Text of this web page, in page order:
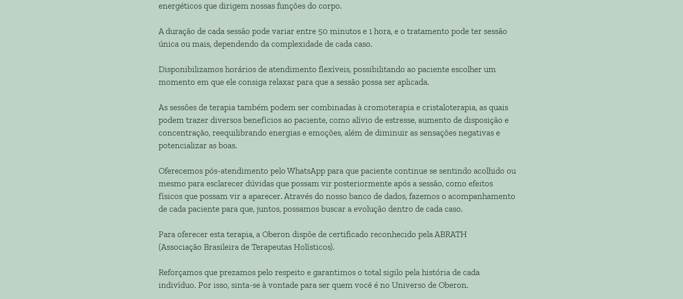
energéticos que dirigem nossas funções do corpo.
A duração de cada sessão pode variar entre 50 minutos e 1 hora, e o tratamento pode ter sessão
única ou mais, dependendo da complexidade de cada caso.
Disponibilizamos horários de atendimento flexíveis, possibilitando ao paciente escolher um
momento em que ele consiga relaxar para que a sessão possa ser aplicada.
As sessões de terapia também podem ser combinadas à cromoterapia e cristaloterapia, as quais
podem trazer diversos benefícios ao paciente, como alívio de estresse, aumento de disposição e
concentração, reequilibrando energias e emoções, além de diminuir as sensações negativas e
potencializar as boas.
Oferecemos pós-atendimento pelo WhatsApp para que paciente continue se sentindo acolhido ou
mesmo para esclarecer dúvidas que possam vir posteriormente após a sessão, como efeitos
físicos que possam vir a aparecer. Através do nosso banco de dados, fazemos o acompanhamento
de cada paciente para que, juntos, possamos buscar a evolução dentro de cada caso.
Para oferecer esta terapia, a Oberon dispõe de certificado reconhecido pela ABRATH
(Associação Brasileira de Terapeutas Holísticos).
Reforçamos que prezamos pelo respeito e garantimos o total sigilo pela história de cada
indivíduo. Por isso, sinta-se à vontade para ser quem você é no Universo de Oberon.